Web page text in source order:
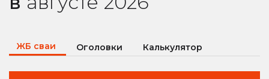
ЖБ сваи Оголовки Калькулятор